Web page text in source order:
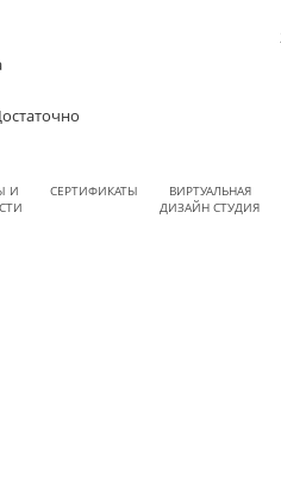
И
СЕРТИФИКАТЫ
ВИРТУАЛЬНАЯ
ДИЗАЙН СТУДИЯ